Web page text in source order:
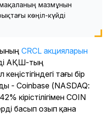
мазмұнын
көңіл-күйді
CRCL акцияларын
АҚШ-тың
тағы бір
- Coinbase (NASDAQ:
кірістілігімен COIN
басып озып қана